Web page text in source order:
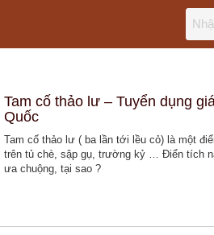
Tam cố thảo lư – Tuyển dụng
Quốc
Tam cố thảo lư ( ba lần tới lều cỏ) là một
trên tủ chè, sập gụ, trường kỷ … Điển tích
ưa chuộng, tại sao ?